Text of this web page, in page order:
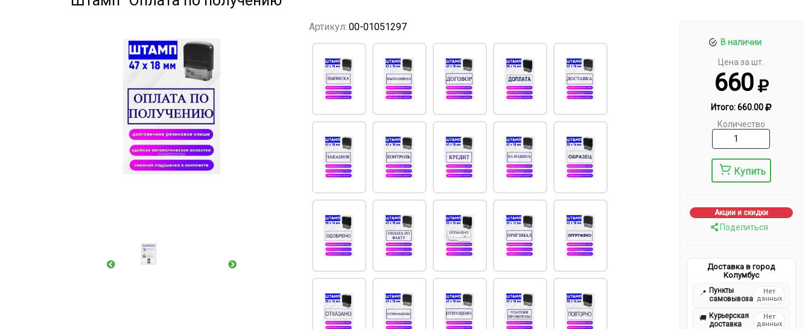
В наличии
Цена за шт.
660
Итого:660.00
Количество
Купить
Акции и скидки
Поделиться
Доставка в город
Колумбус
📍 Пункты
самовывоза
Нет
данных
🚚 Курьерская
доставка
Нет
данных
Артикул: 00-01051297